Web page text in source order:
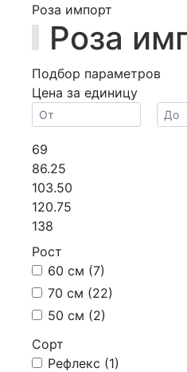
Роза импорт
Роза
Подбор параметров
Цена за единицу
69
86.25
103.50
120.75
138
Рост
60 см (7)
70 см (22)
50 см (2)
Сорт
Рефлекс (1)